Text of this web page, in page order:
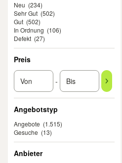
Neu (234)
Sehr Gut (502)
Gut (502)
In Ordnung (106)
Defekt (27)
Preis
-
Angebotstyp
Angebote (1.515)
Gesuche (13)
Anbieter